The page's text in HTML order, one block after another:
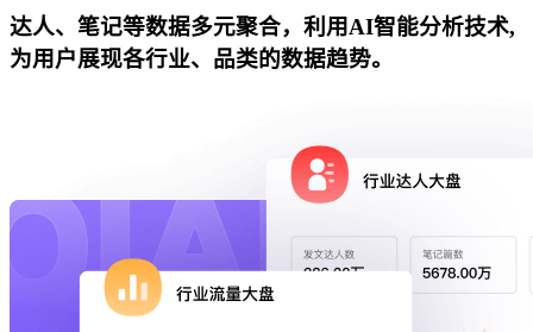
达人、笔记等数据多元聚合，利用AI智能分析技术,
为用户展现各行业、品类的数据趋势。